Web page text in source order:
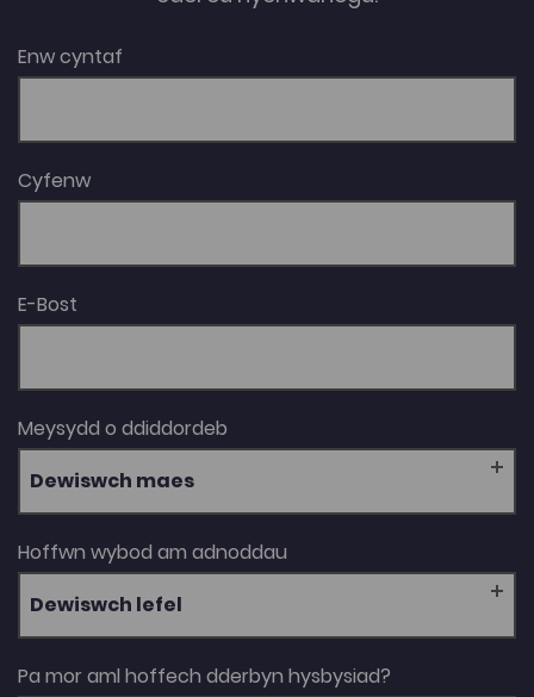
Enw cyntaf
Cyfenw
E-Bost
Meysydd o ddiddordeb
Dewiswch maes
Hoffwn wybod am adnoddau
Dewiswch lefel
Pa mor aml hoffech dderbyn hysbysiad?